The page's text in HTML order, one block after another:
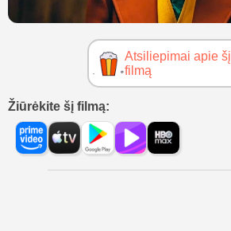
Atsiliepimai apie šį
filmą
Žiūrėkite šį filmą: